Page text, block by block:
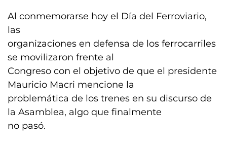
Al conmemorarse hoy el Día del Ferroviario,
las
organizaciones en defensa de los ferrocarriles
se movilizaron frente al
Congreso con el objetivo de que el presidente
Mauricio Macri mencione la
problemática de los trenes en su discurso de
la Asamblea, algo que finalmente
no pasó.